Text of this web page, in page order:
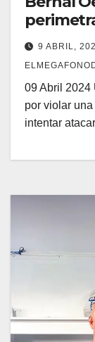
9 ABRIL,
09 Abril 2024
por violar
intentar